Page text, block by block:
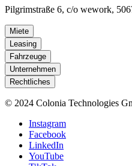
Pilgrimstraße 6, c/o wework,
Miete
Leasing
Fahrzeuge
Unternehmen
Rechtliches
© 2024 Colonia Technologies
Instagram
Facebook
LinkedIn
YouTube